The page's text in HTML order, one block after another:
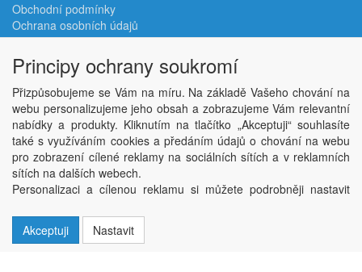
Obchodní podmínky
Ochrana osobních údajů
Reklamační protokol
Odstoupení od smlouvy
Podmínky užití e-shopu
Doprava
Velkoobchod
Kontakt
Nastavení soukromí
Copyright © ABRA Software a.s. 2026,
Principy ochrany soukromí
Přizpůsobujeme se Vám na míru. Na základě Vašeho chování na
webu personalizujeme jeho obsah a zobrazujeme Vám relevantní
nabídky a produkty. Kliknutím na tlačítko „Akceptuji“ souhlasíte
také s využíváním cookies a předáním údajů o chování na webu
pro zobrazení cílené reklamy na sociálních sítích a v reklamních
sítích na dalších webech.
Personalizaci a cílenou reklamu si můžete podrobněji nastavit
Akceptuji
Nastavit